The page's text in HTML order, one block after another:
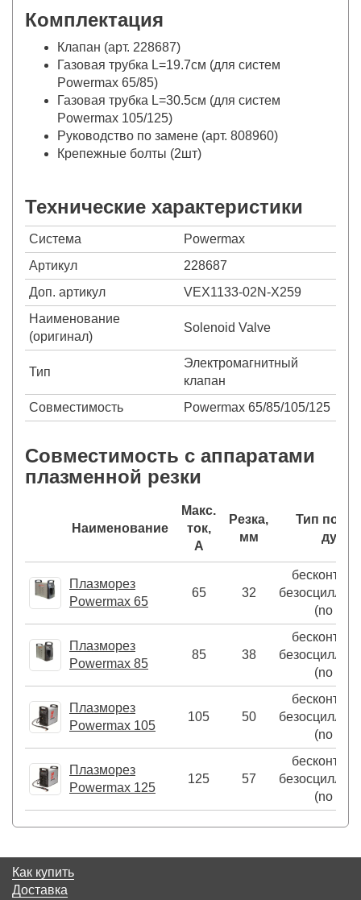
Комплектация
Клапан (арт. 228687)
Газовая трубка L=19.7см (для систем
Powermax 65/85)
Газовая трубка L=30.5см (для систем
Powermax 105/125)
Руководство по замене (арт. 808960)
Крепежные болты (2шт)
Технические характеристики
Система
Powermax
Артикул
228687
Доп. артикул
VEX1133-02N-X259
Наименование
(оригинал)
Solenoid Valve
Тип
Электромагнитный
клапан
Совместимость
Powermax 65/85/105/125
Совместимость с аппаратами
плазменной резки
Наименование
Макс.
ток,
А
Резка,
мм
Тип
дуги
Плазморез
Powermax 65
65 32
(no HF)
Плазморез
Powermax 85
85 38
(no HF)
Плазморез
Powermax 105
105 50
(no HF)
Плазморез
Powermax 125
125 57
(no HF)
Как купить
Доставка